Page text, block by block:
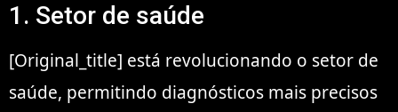
1. Setor de saúde
[Original_title] está revolucionando o setor de
saúde, permitindo diagnósticos mais precisos